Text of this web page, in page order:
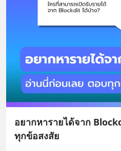
อยากหารายได้จาก
ทุกข้อสงสัย